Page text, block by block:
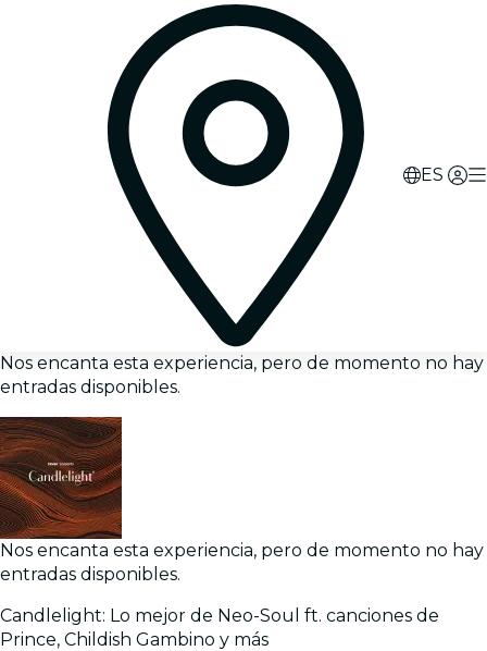
ES
Nos encanta esta experiencia, pero de momento no hay
entradas disponibles.
Nos encanta esta experiencia, pero de momento no hay
entradas disponibles.
Candlelight: Lo mejor de Neo-Soul ft. canciones de
Prince, Childish Gambino y más